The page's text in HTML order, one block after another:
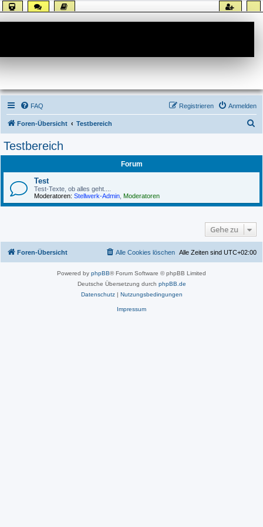
FAQ Anmelden
Registrieren
Foren-Übersicht Testbereich
Testbereich
Forum
Test
Test-Texte, ob alles geht....
Moderatoren: Stellwerk-Admin Moderatoren
Gehe zu
Foren-Übersicht Alle Zeiten sind UTC+02:00
Alle Cookies löschen
Powered by phpBB® Forum Software © phpBB Limited
Deutsche Übersetzung durch phpBB.de
Datenschutz| Nutzungsbedingungen
Impressum